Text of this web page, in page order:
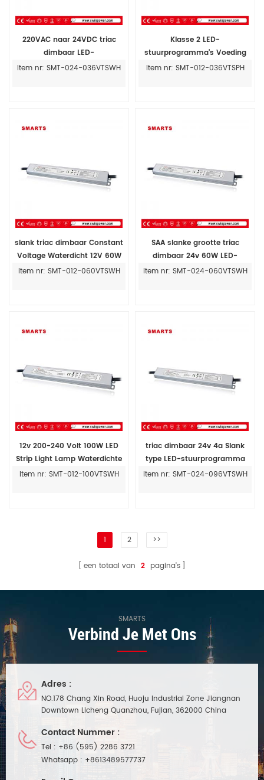
220VAC naar 24VDC triac
dimbaar LED-
stuurprogramma 36W
Item nr: SMT-024-036VTSWH
Klasse 2 LED-
stuurprogramma's Voeding
12V 3 AMP voor LED-strip met
Item nr: SMT-012-036VTSPH
slank triac dimbaar Constant
Voltage Waterdicht 12V 60W
LED-voeding
Item nr: SMT-012-060VTSWH
SAA slanke grootte triac
dimbaar 24v 60W LED-
stuurprogramma voor LED-
Item nr: SMT-024-060VTSWH
12v 200-240 Volt 100W LED
Strip Light Lamp Waterdichte
voeding
Item nr: SMT-012-100VTSWH
triac dimbaar 24v 4a Slank
type LED-stuurprogramma
96W Voeding met SAA
Item nr: SMT-024-096VTSWH
1 2 >>
een totaal van 2 pagina's
SMARTS
Verbind Je Met Ons
Adres :
NO.178 Chang Xin Road, Huoju Industrial Zone Jiangnan
Downtown Licheng Quanzhou, Fujian, 362000 China
Contact Nummer :
Tel : +86 (595) 2286 3721
Whatsapp : +8613489577737